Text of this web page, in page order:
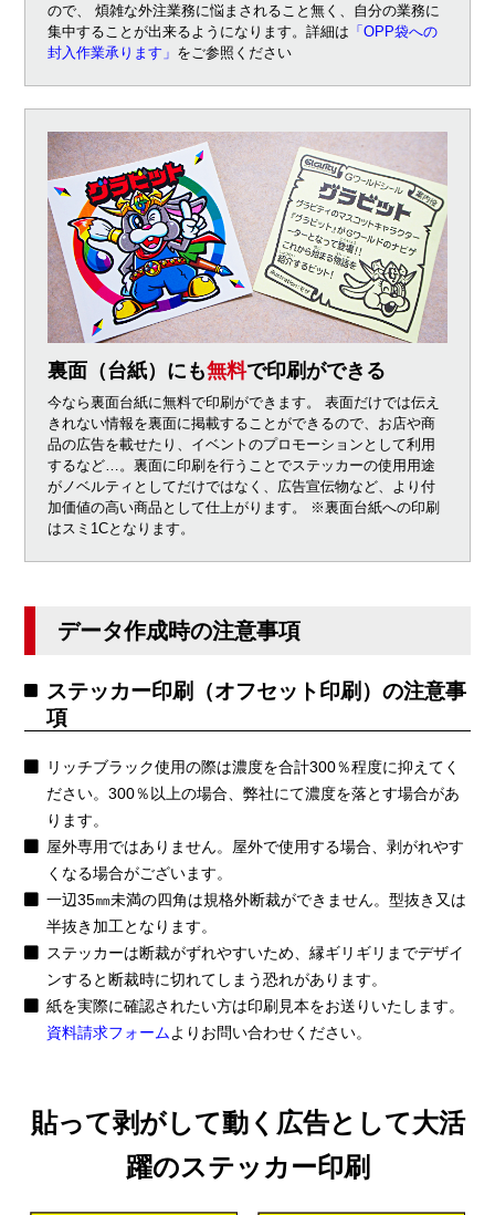
ので、 煩雑な外注業務に悩まされること無く、自分の業務に
集中することが出来るようになります。詳細は 「OPP袋への
封入作業承ります」 をご参照ください
裏面（台紙）にも無料で印刷ができる
今なら裏面台紙に無料で印刷ができます。 表面だけでは伝え
きれない情報を裏面に掲載することができるので、お店や商
品の広告を載せたり、イベントのプロモーションとして利用
するなど…。裏面に印刷を行うことでステッカーの使用用途
がノベルティとしてだけではなく、広告宣伝物など、より付
加価値の高い商品として仕上がります。 ※裏面台紙への印刷
はスミ1Cとなります。
データ作成時の注意事項
ステッカー印刷（オフセット印刷）の注意事
項
リッチブラック使用の際は濃度を合計300％程度に抑えてく
ださい。300％以上の場合、弊社にて濃度を落とす場合があ
ります。
屋外専用ではありません。屋外で使用する場合、剥がれやす
くなる場合がございます。
一辺35㎜未満の四角は規格外断裁ができません。型抜き又は
半抜き加工となります。
ステッカーは断裁がずれやすいため、縁ギリギリまでデザイ
ンすると断裁時に切れてしまう恐れがあります。
紙を実際に確認されたい方は印刷見本をお送りいたします。
資料請求フォームよりお問い合わせください。
貼って剥がして動く広告として大活
躍のステッカー印刷